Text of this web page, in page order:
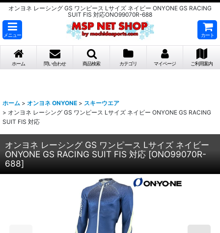
オンヨネ レーシング GS ワンピース Lサイズ ネイビー ONYONE GS RACING
SUIT FIS 対応ONO99070R-688
メニュー カート
ホーム 問い合わせ 商品検索 カテゴリ マイページ ご利用案内
ホーム > オンヨネ ONYONE > スキーウエア
> オンヨネ レーシング GS ワンピース Lサイズ ネイビー ONYONE GS RACING
SUIT FIS 対応
オンヨネ レーシング GS ワンピース Lサイズ ネイビー
ONYONE GS RACING SUIT FIS 対応 [ONO99070R-
688]